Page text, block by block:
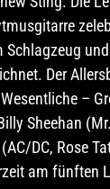
Der
–
Sheehan
DC, Rose
am fünften